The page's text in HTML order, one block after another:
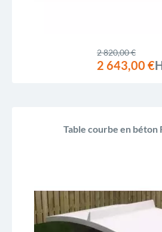
2 820,00 €
2 643,00 €
Table courbe en béton